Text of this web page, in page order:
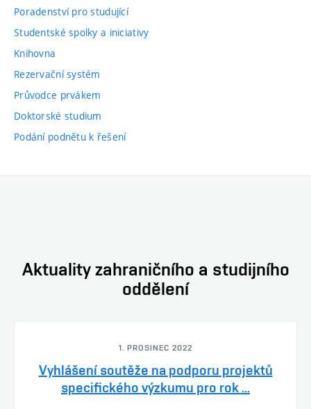
Poradenství pro studující
Studentské spolky a iniciativy
Knihovna
Rezervační systém
Průvodce prvákem
Doktorské studium
Podání podnětu k řešení
Aktuality zahraničního a studijního
oddělení
1. PROSINEC 2022
Vyhlášení soutěže na podporu projektů
specifického výzkumu pro rok ...